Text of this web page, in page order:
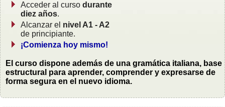
Acceder al curso durante
diez años.
Alcanzar el nivel A1 - A2
de principiante.
¡Comienza hoy mismo!
El curso dispone además de una gramática italiana, base
estructural para aprender, comprender y expresarse de
forma segura en el nuevo idioma.